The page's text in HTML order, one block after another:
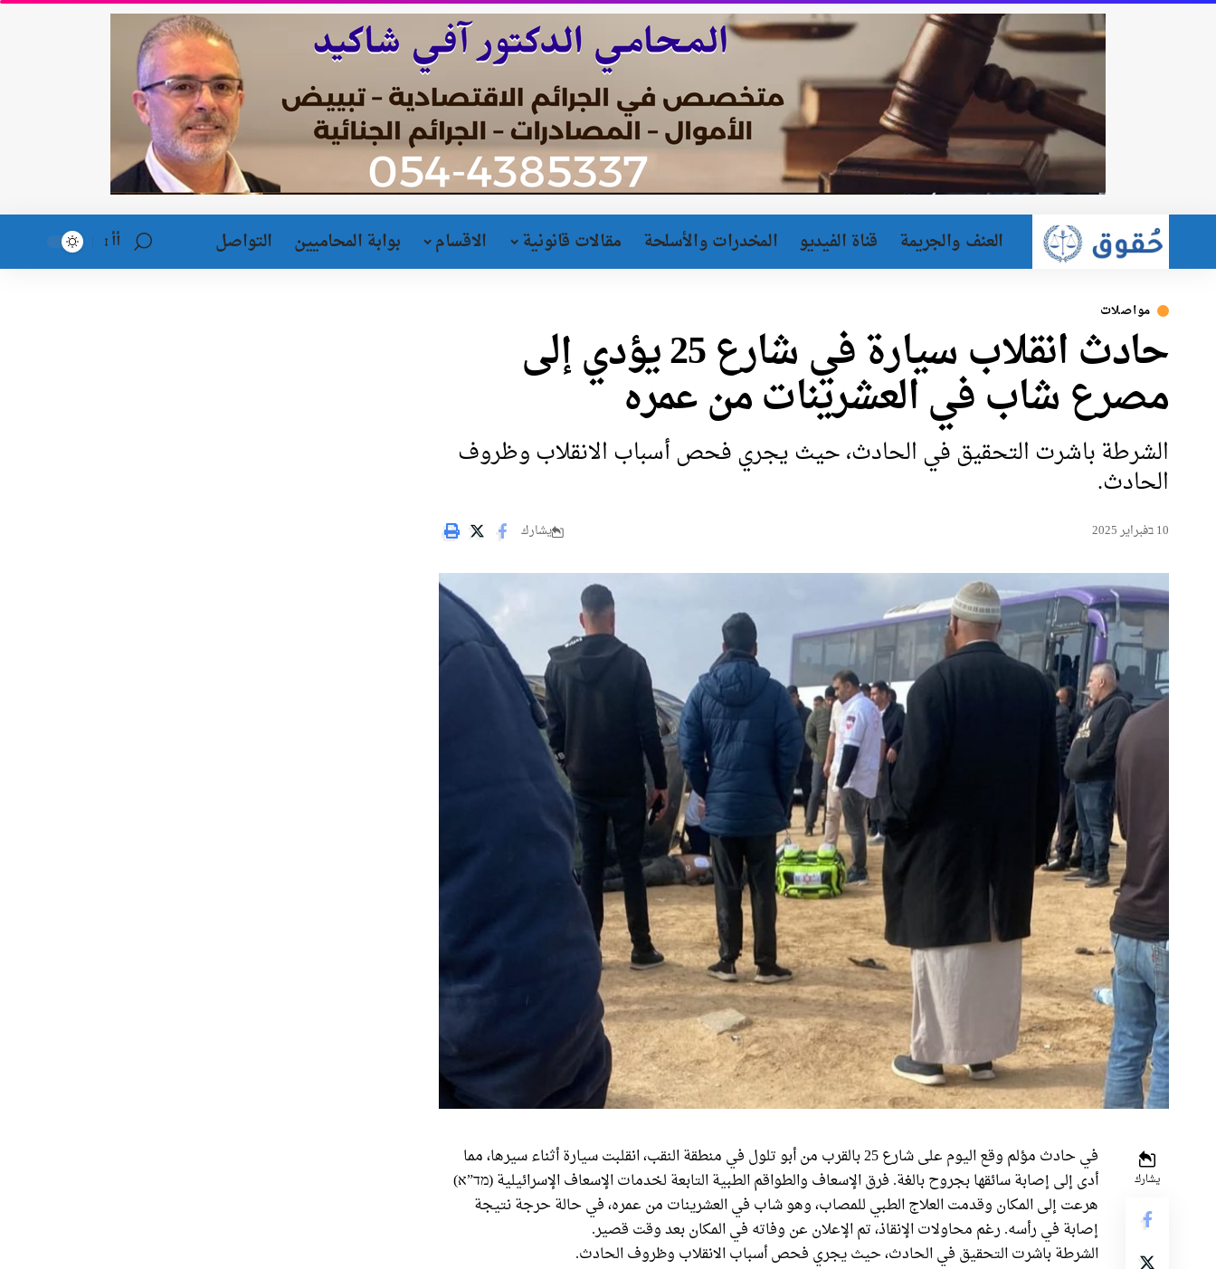
العنف والجريمة قناة الفيديو المخدرات والأسلحة مقالات قانونية الاقسام بوابة المحاميين التواصل أأ
مواصلات
حادث انقلاب سيارة في شارع 25 يؤدي إلى
مصرع شاب في العشرينات من عمره
الشرطة باشرت التحقيق في الحادث، حيث يجري فحص أسباب الانقلاب وظروف
الحادث.
10 בفبراير 2025 يشارك
يشارك
في حادث مؤلم وقع اليوم على شارع 25 بالقرب من أبو تلول في منطقة النقب، انقلبت سيارة أثناء سيرها، مما
أدى إلى إصابة سائقها بجروح بالغة. فرق الإسعاف والطواقم الطبية التابعة لخدمات الإسعاف الإسرائيلية (מד”א)
هرعت إلى المكان وقدمت العلاج الطبي للمصاب، وهو شاب في العشرينات من عمره، في حالة حرجة نتيجة
إصابة في رأسه. رغم محاولات الإنقاذ، تم الإعلان عن وفاته في المكان بعد وقت قصير.
الشرطة باشرت التحقيق في الحادث، حيث يجري فحص أسباب الانقلاب وظروف الحادث.